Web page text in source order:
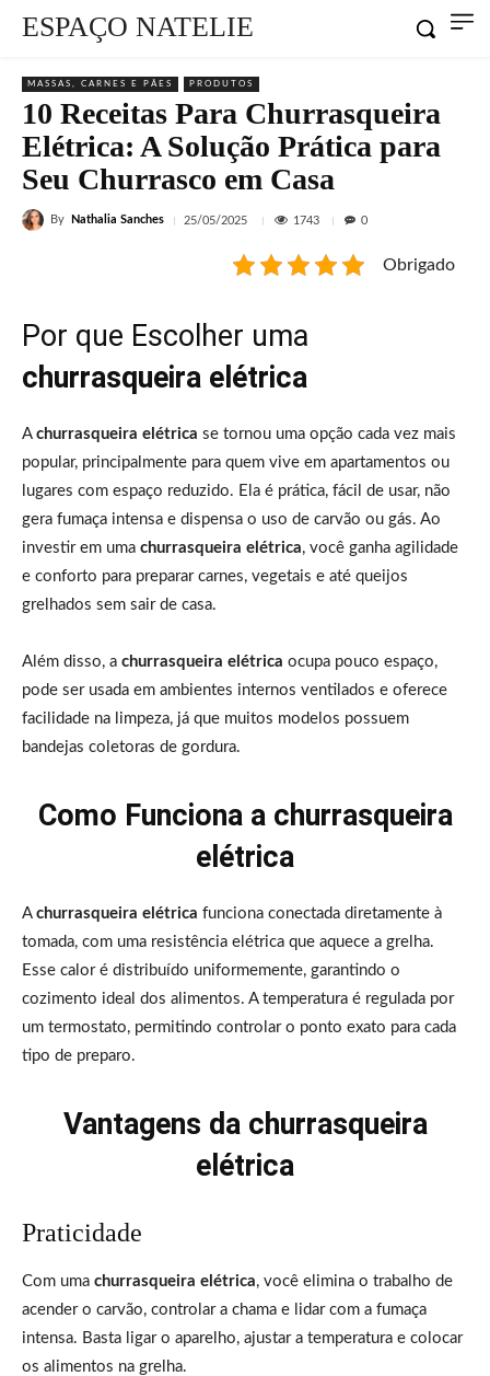
ESPAÇO NATELIE
MASSAS, CARNES E PÃES PRODUTOS
10 Receitas Para Churrasqueira
Elétrica: A Solução Prática para
Seu Churrasco em Casa
By Nathalia Sanches 25/05/2025 1743 0
Obrigado
Por que Escolher uma
churrasqueira elétrica
A churrasqueira elétrica se tornou uma opção cada vez mais
popular, principalmente para quem vive em apartamentos ou
lugares com espaço reduzido. Ela é prática, fácil de usar, não
gera fumaça intensa e dispensa o uso de carvão ou gás. Ao
investir em uma churrasqueira elétrica, você ganha agilidade
e conforto para preparar carnes, vegetais e até queijos
grelhados sem sair de casa.
Além disso, a churrasqueira elétrica ocupa pouco espaço,
pode ser usada em ambientes internos ventilados e oferece
facilidade na limpeza, já que muitos modelos possuem
bandejas coletoras de gordura.
Como Funciona a churrasqueira
elétrica
A churrasqueira elétrica funciona conectada diretamente à
tomada, com uma resistência elétrica que aquece a grelha.
Esse calor é distribuído uniformemente, garantindo o
cozimento ideal dos alimentos. A temperatura é regulada por
um termostato, permitindo controlar o ponto exato para cada
tipo de preparo.
Vantagens da churrasqueira
elétrica
Praticidade
Com uma churrasqueira elétrica, você elimina o trabalho de
acender o carvão, controlar a chama e lidar com a fumaça
intensa. Basta ligar o aparelho, ajustar a temperatura e colocar
os alimentos na grelha.